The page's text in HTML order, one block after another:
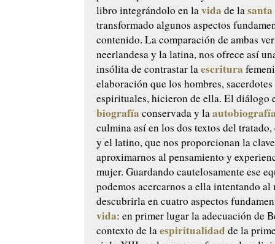
libro integrándolo en lavida de lasanta
transformado algunos aspectos
contenido. La comparación de ambas
neerlandesa y la latina, nos ofrece así
insólita de contrastar laescritura
elaboración que los hombres,
espirituales, hicieron de ella. El diálogo
biografía conservada y la
culmina así en los dos textos del
y el latino, que nos proporcionan la
aproximarnos al pensamiento y
mujer. Guardando cautelosamente ese
podemos acercarnos a ella intentando al
descubrirla en cuatro aspectos
vida: en primer lugar la adecuación de
contexto de laespiritualidad de la